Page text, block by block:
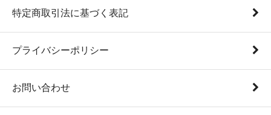
特定商取引法に基づく表記
プライバシーポリシー
お問い合わせ